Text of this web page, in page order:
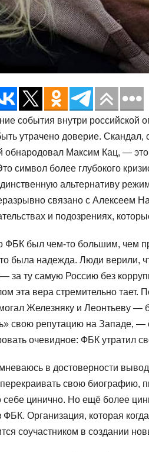
события внутри российской
утрачено доверие.
обнародовал Максим Кац, —
символ более глубокого
альтернативу
связано с Алексеем
и подозрениях,
ФБК был чем-то большим, чем
была надежда. Люди верили,
за ту самую Россию без
эта вера стремительно тает.
Железняку и Леонтьеву
свою репутацию на Западе, —
очевидное: ФБК утратил
в достоверности
свою биографию,
себе цинично. Но ещё более
ФБК. Организация, которая
соучастником в создании